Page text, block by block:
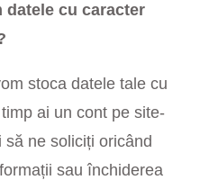
datele cu caracter
stoca datele tale cu
ai un cont pe site-
ne soliciți oricând
sau închiderea